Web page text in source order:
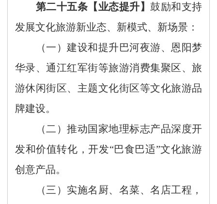
第二十五条【业态提升】 鼓励和支持
发展文化旅游新业态、新模式、新场景：
（一）建设和提升巴河夜游、恩阳梦
华录、通江红军街等旅游消费集聚区、旅
游休闲街区、主题文化街区等文化旅游品
牌建设。
（二）推动国家地理标志产品深度开
发和价值转化，开发“巴食巴适”文化旅游
创意产品。
（三）实施名厨、名菜、名店工程，